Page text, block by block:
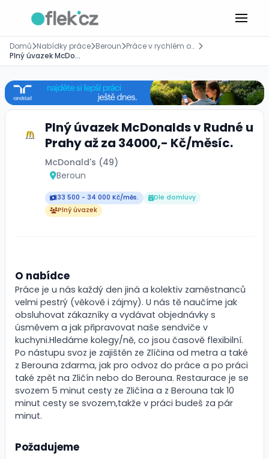
Domů Nabídky práce Beroun
Práce v rychlém občerstvení
Plný úvazek McDonalds v Rudné u Prahy až za 34000,- Kč/měsíc.
Plný úvazek McDonalds v Rudné u
Prahy až za 34000,- Kč/měsíc.
McDonald's (49)
Beroun
33 500 - 34 000 Kč/měs.
Dle domluvy
Plný úvazek
O nabídce
Práce je u nás každý den jiná a kolektiv zaměstnanců
velmi pestrý (věkově i zájmy). U nás tě naučíme jak
obsluhovat zákazníky a vydávat objednávky s
úsměvem a jak připravovat naše sendviče v
kuchyni.Hledáme kolegy/ně, co jsou časově flexibilní.
Po nástupu svoz je zajištěn ze Zlíčina od metra a také
z Berouna zdarma, jak pro odvoz do práce a po práci
také zpět na Zličín nebo do Berouna. Restaurace je se
svozem 5 minut cesty ze Zličína a z Berouna tak 10
minut cesty se svozem,takže v práci budeš za pár
minut.
Požadujeme